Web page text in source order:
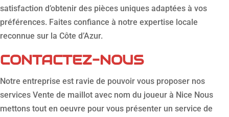
satisfaction d’obtenir des pièces uniques adaptées à vos
préférences. Faites confiance à notre expertise locale
reconnue sur la Côte d’Azur.
CONTACTEZ-NOUS
Notre entreprise est ravie de pouvoir vous proposer nos
services Vente de maillot avec nom du joueur à Nice Nous
mettons tout en oeuvre pour vous présenter un service de